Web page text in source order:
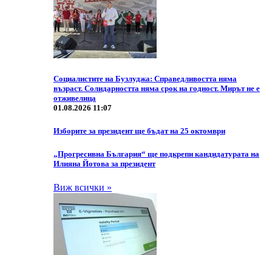
Социалистите на Бузлуджа: Справедливостта няма
възраст. Солидарността няма срок на годност. Мирът не е
отживелица
01.08.2026 11:07
Изборите за президент ще бъдат на 25 октомври
„Прогресивна България“ ще подкрепи кандидатурата на
Илияна Йотова за президент
Виж всички »